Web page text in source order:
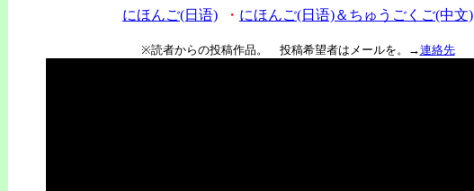
にほんご(日语) ・ にほんご(日语)＆ちゅうごくご(中文)
※読者からの投稿作品。 投稿希望者はメールを。→連絡先